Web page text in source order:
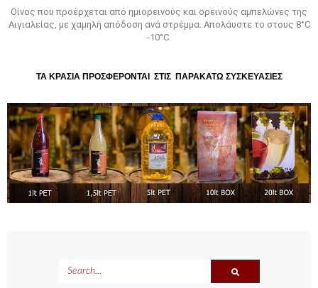
Οίνος που προέρχεται από ημιορεινούς και ορεινούς αμπελώνες της
Αιγιαλείας, με χαμηλή απόδοση ανά στρέμμα. Απολάυστε το στους 8°C
-10°C.
ΤΑ ΚΡΑΣΙΑ ΠΡΟΣΦΕΡΟΝΤΑΙ ΣΤΙΣ ΠΑΡΑΚΑΤΩ ΣΥΣΚΕΥΑΣΙΕΣ